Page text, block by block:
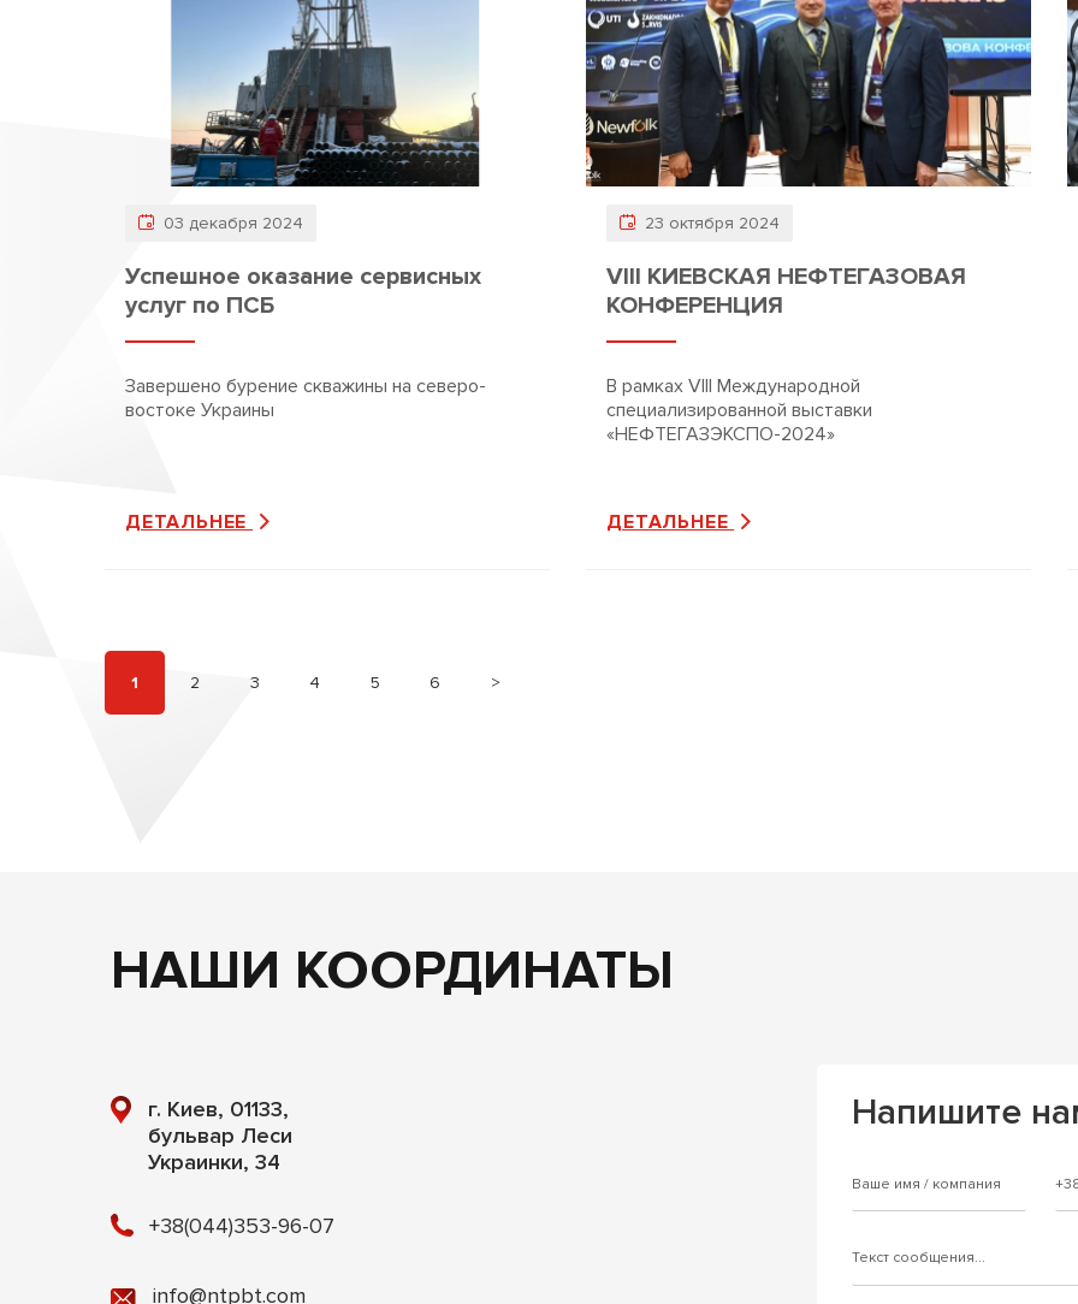
03 декабря 2024
Успешное оказание сервисных
услуг по ПСБ
Завершено бурение скважины на северо-
востоке Украины
ДЕТАЛЬНЕЕ
23 октября 2024
VIII КИЕВСКАЯ НЕФТЕГАЗОВАЯ
КОНФЕРЕНЦИЯ
В рамках VIII Международной
специализированной выставки
«НЕФТЕГАЗЭКСПО-2024»
ДЕТАЛЬНЕЕ
1 2 3 4 5 6
НАШИ КООРДИНАТЫ
г. Киев, 01133,
бульвар Леси
Украинки, 34
+38(044)353-96-07
info@ntpbt.com
Напишите